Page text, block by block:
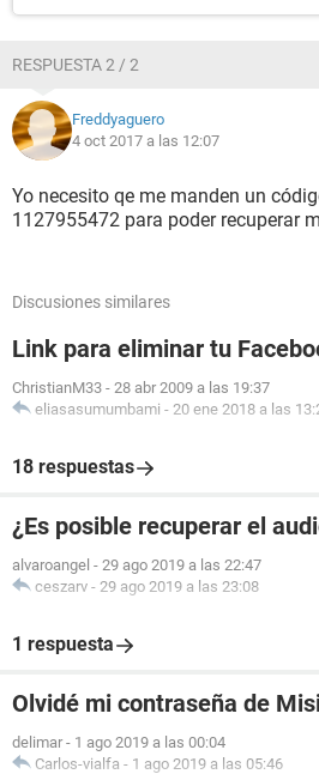
RESPUESTA 2 / 2
Freddyaguero
4 oct 2017 a las 12:07
Yo necesito qe me manden un
1127955472 para poder recuperar
Discusiones similares
Link para eliminar tu
ChristianM33 - 28 abr 2009 a las 19:37
eliasasumumbami - 20 ene 2018 a las
18 respuestas
¿Es posible recuperar el
alvaroangel - 29 ago 2019 a las 22:47
ceszarv - 29 ago 2019 a las 23:08
1 respuesta
Olvidé mi contraseña de
delimar - 1 ago 2019 a las 00:04
Carlos-vialfa - 1 ago 2019 a las 05:46